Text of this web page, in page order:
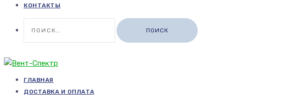
КОНТАКТЫ
ГЛАВНАЯ
ДОСТАВКА И ОПЛАТА